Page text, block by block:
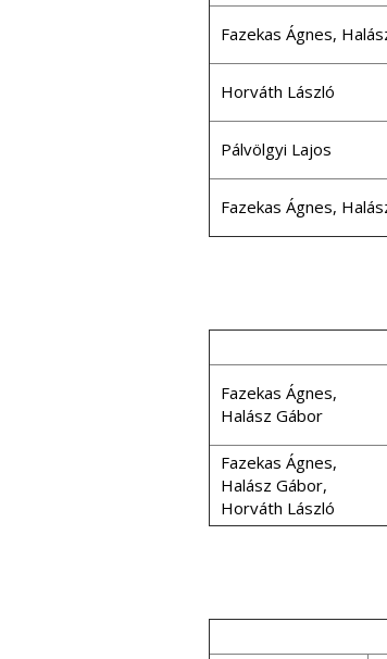
Fazekas Ágnes,
Horváth László
Pálvölgyi Lajos
Fazekas Ágnes,
Fazekas Ágnes,
Halász Gábor
Fazekas Ágnes,
Halász Gábor,
Horváth László